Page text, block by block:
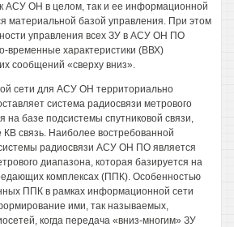
АСУ ОН в целом, так и ее информационной
материальной базой управления. При этом
управления всех ЗУ в АСУ ОН ПО
временные характеристики (ВВХ)
сообщений «сверху вниз».
сети для АСУ ОН территориально
система радиосвязи метрового
на базе подсистемы спутниковой связи,
связь. Наиболее востребованной
радиосвязи АСУ ОН ПО является
диапазона, которая базируется на
комплексах (ППК). Особенностью
ППК в рамках информационной сети
ими, так называемых,
когда передача «вниз-многим» ЗУ